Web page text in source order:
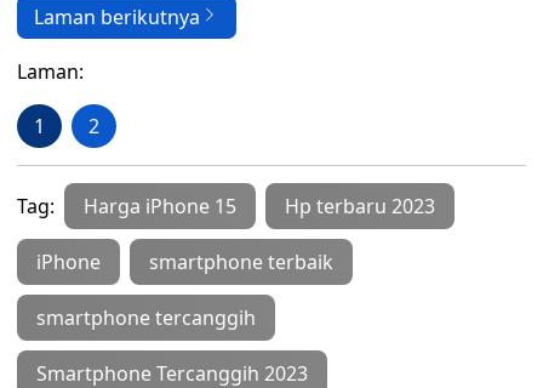
Laman berikutnya
Laman:
1 2
Tag: Harga iPhone 15 Hp terbaru 2023
iPhone smartphone terbaik
smartphone tercanggih
Smartphone Tercanggih 2023